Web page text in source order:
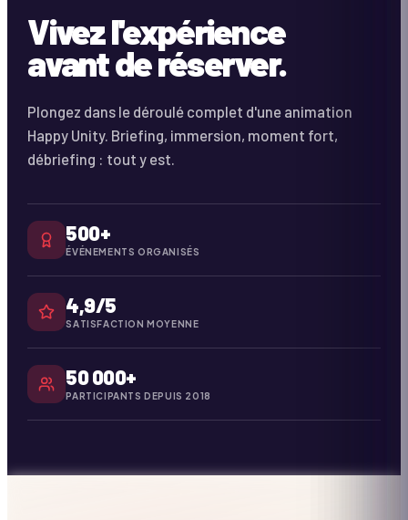
Vivez l'expérience
avant de réserver.
Plongez dans le déroulé complet d'une animation
Happy Unity. Briefing, immersion, moment fort,
débriefing : tout y est.
500+
ÉVÉNEMENTS ORGANISÉS
4,9/5
SATISFACTION MOYENNE
50 000+
PARTICIPANTS DEPUIS 2018